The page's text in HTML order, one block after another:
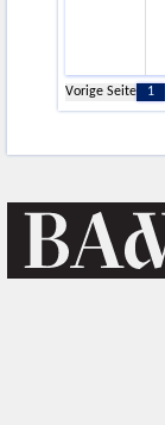
Vorige Seite
1